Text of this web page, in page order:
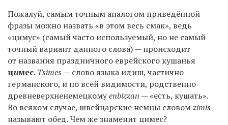
Пожалуй, самым точным аналогом приведённой
фразы можно назвать «в этом весь смак», ведь
«цимус» (самый часто используемый, но не самый
точный вариант данного слова) — происходит
от названия праздничного еврейского кушанья
цимес. Tsimes — слово языка идиш, частично
германского, и по всей видимости, родственно
древневерхненемецкомуenbizzan — «есть, кушать».
Во всяком случае, швейцарские немцы словомzimis
называют обед. Чем же знаменит цимес?